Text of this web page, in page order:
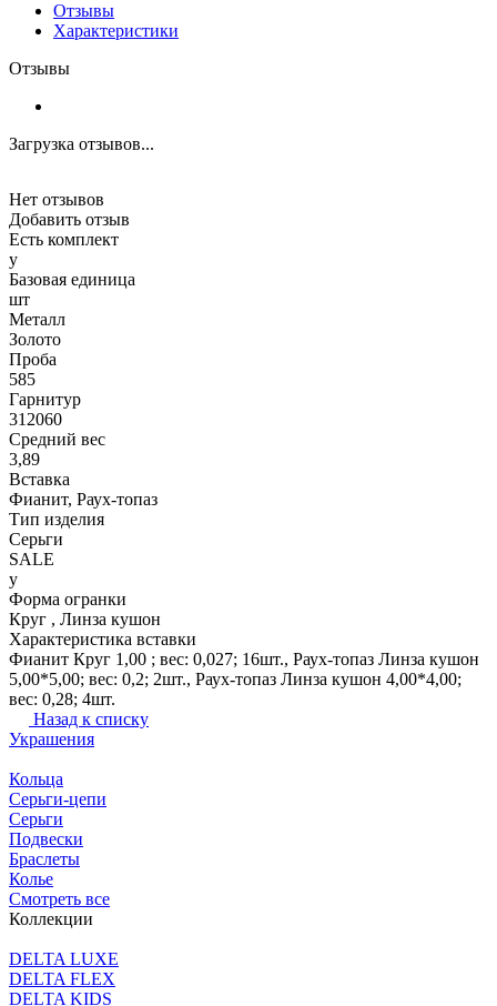
Отзывы
Характеристики
Отзывы
Загрузка отзывов...
Нет отзывов
Добавить отзыв
Есть комплект
y
Базовая единица
шт
Металл
Золото
Проба
585
Гарнитур
312060
Средний вес
3,89
Вставка
Фианит, Раух-топаз
Тип изделия
Серьги
SALE
y
Форма огранки
Круг , Линза кушон
Характеристика вставки
Фианит Круг 1,00 ; вес: 0,027; 16шт., Раух-топаз Линза кушон
5,00*5,00; вес: 0,2; 2шт., Раух-топаз Линза кушон 4,00*4,00;
вес: 0,28; 4шт.
Назад к списку
Украшения
Кольца
Серьги-цепи
Серьги
Подвески
Браслеты
Колье
Смотреть все
Коллекции
DELTA LUXE
DELTA FLEX
DELTA KIDS